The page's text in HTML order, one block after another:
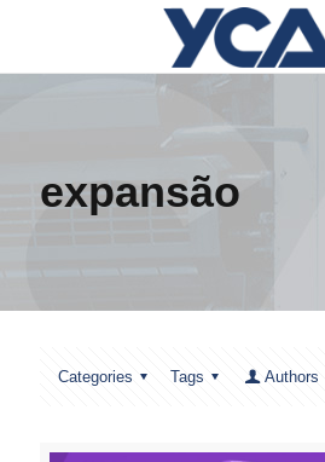
expansão
Categories Tags Authors